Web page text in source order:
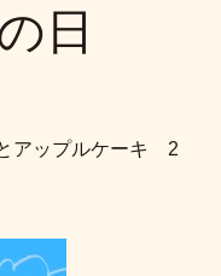
日
アップルケーキ 2